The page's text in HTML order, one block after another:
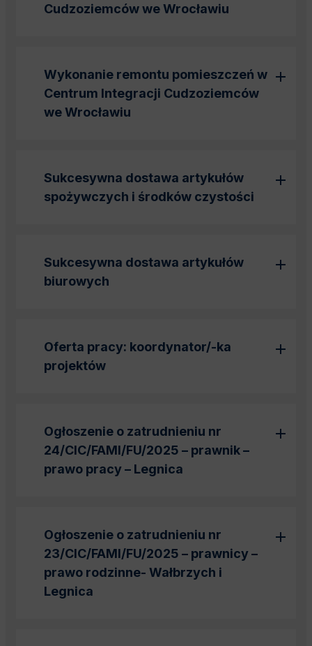
Cudzoziemców we Wrocławiu
Wykonanie remontu pomieszczeń w
Centrum Integracji Cudzoziemców
we Wrocławiu
Sukcesywna dostawa artykułów
spożywczych i środków czystości
Sukcesywna dostawa artykułów
biurowych
Oferta pracy: koordynator/-ka
projektów
Ogłoszenie o zatrudnieniu nr
24/CIC/FAMI/FU/2025 – prawnik –
prawo pracy – Legnica
Ogłoszenie o zatrudnieniu nr
23/CIC/FAMI/FU/2025 – prawnicy –
prawo rodzinne- Wałbrzych i
Legnica